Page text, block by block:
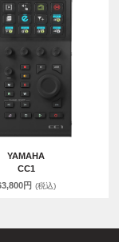
YAMAHA
CC1
円 (税込)